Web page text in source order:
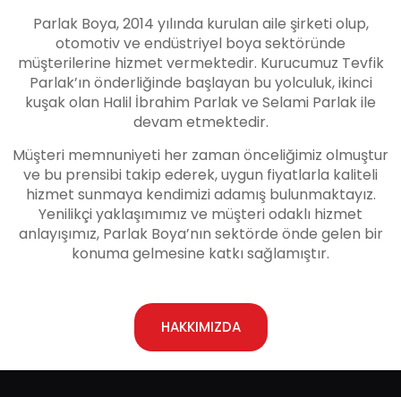
Parlak Boya, 2014 yılında kurulan aile şirketi olup,
otomotiv ve endüstriyel boya sektöründe
müşterilerine hizmet vermektedir. Kurucumuz Tevfik
Parlak’ın önderliğinde başlayan bu yolculuk, ikinci
kuşak olan Halil İbrahim Parlak ve Selami Parlak ile
devam etmektedir.
Müşteri memnuniyeti her zaman önceliğimiz olmuştur
ve bu prensibi takip ederek, uygun fiyatlarla kaliteli
hizmet sunmaya kendimizi adamış bulunmaktayız.
Yenilikçi yaklaşımımız ve müşteri odaklı hizmet
anlayışımız, Parlak Boya’nın sektörde önde gelen bir
konuma gelmesine katkı sağlamıştır.
HAKKIMIZDA